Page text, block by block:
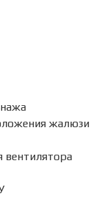
жалюзи
вентилятора